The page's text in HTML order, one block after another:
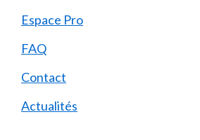
Espace Pro
FAQ
Contact
Actualités